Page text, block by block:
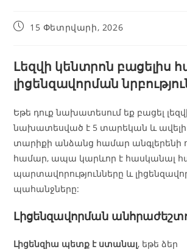
15 Փետրվարի, 2026
Լեզվի կենտրոն բացելիս
լիցենզավորման
Եթե դուք նախատեսում եք բացել
նախատեսված է 5 տարեկան և
տարիքի անձանց համար անգլերենի
համար, ապա կարևոր է հասկանալ
պարտավորությունները և
պահանջները:
Լիցենզավորման
Լիցենզիա պետք է ստանալ, եթե ձեր